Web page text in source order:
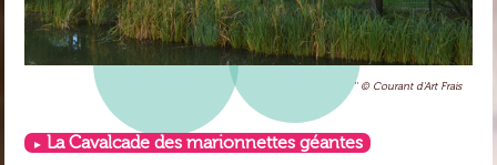
'' © Courant d'Art Frais
La Cavalcade des marionnettes géantes